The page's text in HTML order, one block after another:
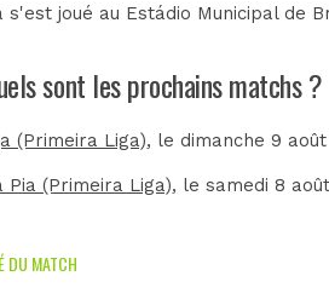
s'est joué au Estádio Municipal de
sont les prochains matchs ?
(Primeira Liga), le dimanche 9 août
Pia (Primeira Liga), le samedi 8
DU MATCH